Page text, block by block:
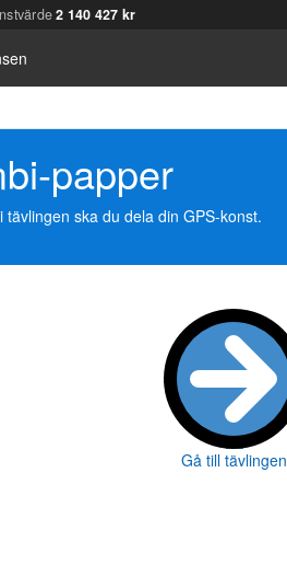
2 140 427 kr
papper
ska du dela din GPS-konst.
Gå till tävlingen